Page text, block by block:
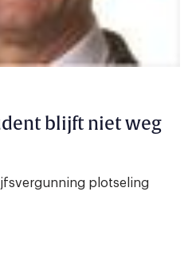
blijft niet weg
plotseling